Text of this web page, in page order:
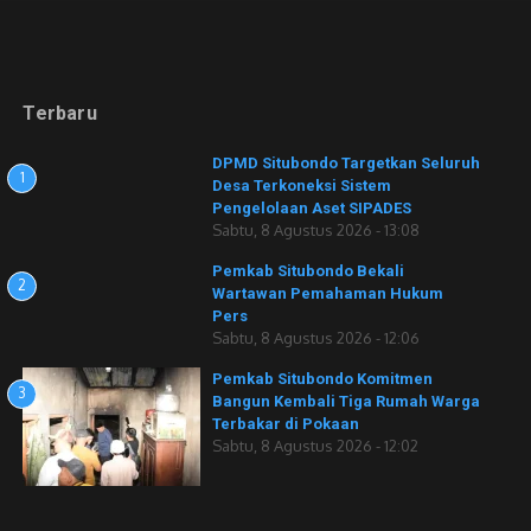
Terbaru
1
DPMD Situbondo Targetkan Seluruh
Desa Terkoneksi Sistem
Pengelolaan Aset SIPADES
Sabtu, 8 Agustus 2026 - 13:08
2
Pemkab Situbondo Bekali
Wartawan Pemahaman Hukum
Pers
Sabtu, 8 Agustus 2026 - 12:06
3
Pemkab Situbondo Komitmen
Bangun Kembali Tiga Rumah Warga
Terbakar di Pokaan
Sabtu, 8 Agustus 2026 - 12:02